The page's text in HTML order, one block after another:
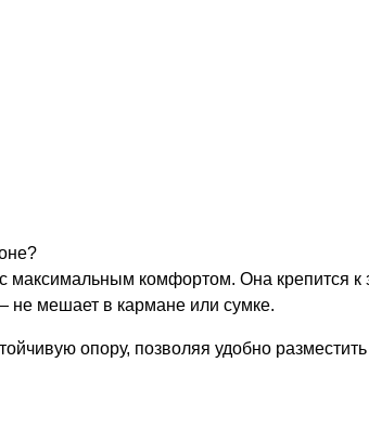
максимальным комфортом. Она крепится
не мешает в кармане или сумке.
опору, позволяя удобно